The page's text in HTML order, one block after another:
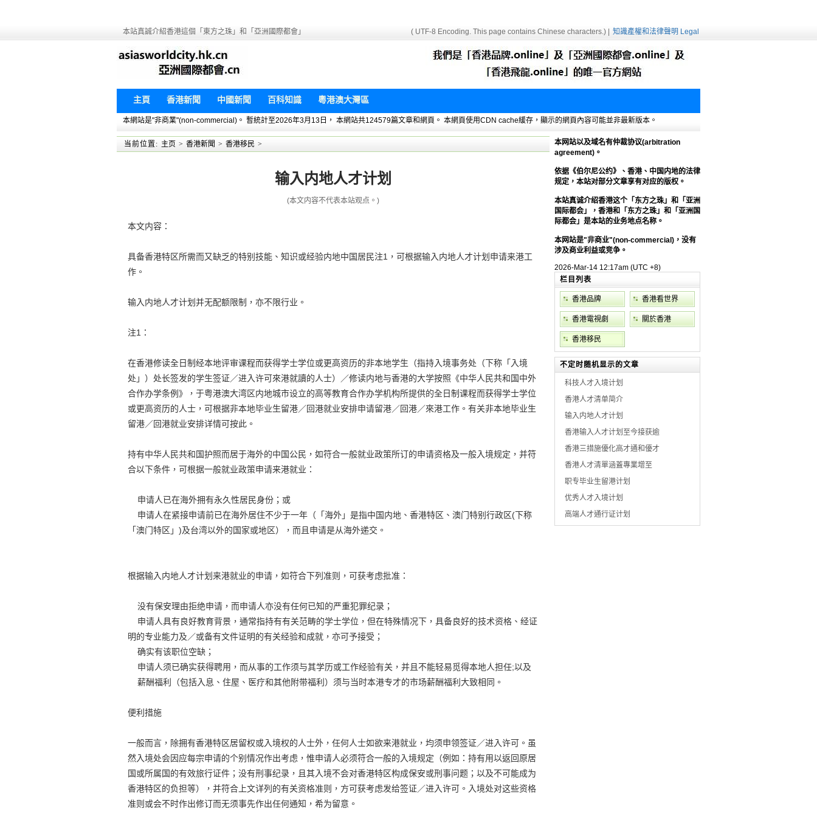
本站真誠介紹香港這個「東方之珠」和「亞洲國際都會」 ( UTF-8 Encoding. This page contains Chinese characters.) | 知識產權和法律聲明 Legal
主頁 香港新聞 中國新聞 百科知識 粵港澳大灣區
本網站是"非商業"(non-commercial)。 暫統計至2026年3月13日， 本網站共124579篇文章和網頁。 本網頁使用CDN cache緩存，顯示的網頁內容可能並非最新版本。
当前位置: 主页 > 香港新聞 > 香港移民 >
输入内地人才计划
(本文内容不代表本站观点。)
本文内容：
具备香港特区所需而又缺乏的特别技能、知识或经验内地中国居民注1，可根据输入内地人才计划申请来港工
作。
输入内地人才计划并无配额限制，亦不限行业。
注1：
在香港修读全日制经本地评审课程而获得学士学位或更高资历的非本地学生（指持入境事务处（下称「入境
处」）处长签发的学生签证／进入许可來港就讀的人士）／修读内地与香港的大学按照《中华人民共和国中外
合作办学条例》，于粤港澳大湾区内地城市设立的高等教育合作办学机构所提供的全日制课程而获得学士学位
或更高资历的人士，可根据非本地毕业生留港／回港就业安排申请留港／回港／來港工作。有关非本地毕业生
留港／回港就业安排详情可按此。
持有中华人民共和国护照而居于海外的中国公民，如符合一般就业政策所订的申请资格及一般入境规定，并符
合以下条件，可根据一般就业政策申请来港就业：
申请人已在海外拥有永久性居民身份；或
申请人在紧接申请前已在海外居住不少于一年（「海外」是指中国内地、香港特区、澳门特别行政区(下称
「澳门特区」)及台湾以外的国家或地区），而且申请是从海外递交。
根据输入内地人才计划来港就业的申请，如符合下列准则，可获考虑批准：
没有保安理由拒绝申请，而申请人亦没有任何已知的严重犯罪纪录；
申请人具有良好教育背景，通常指持有有关范畴的学士学位，但在特殊情况下，具备良好的技术资格、经证
明的专业能力及／或备有文件证明的有关经验和成就，亦可予接受；
确实有该职位空缺；
申请人须已确实获得聘用，而从事的工作须与其学历或工作经验有关，并且不能轻易觅得本地人担任;以及
薪酬福利（包括入息、住屋、医疗和其他附带福利）须与当时本港专才的市场薪酬福利大致相同。
便利措施
一般而言，除拥有香港特区居留权或入境权的人士外，任何人士如欲来港就业，均须申领签证／进入许可。虽
然入境处会因应每宗申请的个别情况作出考虑，惟申请人必须符合一般的入境规定（例如：持有用以返回原居
国或所属国的有效旅行证件；没有刑事纪录，且其入境不会对香港特区构成保安或刑事问题；以及不可能成为
香港特区的负担等），并符合上文详列的有关资格准则，方可获考虑发给签证／进入许可。入境处对这些资格
准则或会不时作出修订而无须事先作出任何通知，希为留意。
本网站以及域名有仲裁协议(arbitration
agreement)。
依据《伯尔尼公约》、香港、中国内地的法律
规定，本站对部分文章享有对应的版权。
本站真诚介绍香港这个「东方之珠」和「亚洲
国际都会」，香港和「东方之珠」和「亚洲国
际都会」是本站的业务地点名称。
本网站是"非商业"(non-commercial)，没有
涉及商业利益或竞争。
2026-Mar-14 12:17am (UTC +8)
栏目列表
香港品牌 香港看世界
香港電視劇 關於香港
香港移民
不定时随机显示的文章
科技人才入境计划
香港人才清单简介
输入内地人才计划
香港输入人才计划至今接获逾
香港三措施優化高才通和優才
香港人才清單涵蓋專業增至
职专毕业生留港计划
优秀人才入境计划
高端人才通行证计划